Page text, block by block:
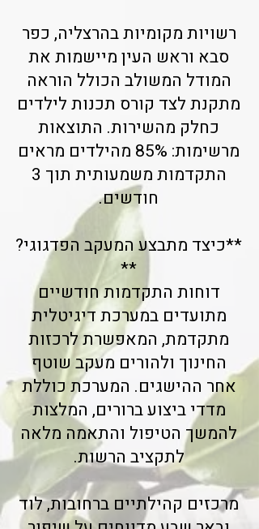
רשויות מקומיות בהרצליה, כפר
סבא וראש העין מיישמות את
המודל המשולב הכולל הוראה
מתקנת לצד קורס תכנות לילדים
כחלק מהשירות. התוצאות
מרשימות: 85% מהילדים מראים
התקדמות משמעותית תוך 3
חודשים.
**כיצד מתבצע המעקב הפדגוגי?
**
דוחות התקדמות חודשיים
מתועדים במערכת דיגיטלית
מתקדמת, המאפשרת לרכזות
החינוך ולהורים מעקב שוטף
אחר ההישגים. המערכת כוללת
מדדי ביצוע ברורים, המלצות
להמשך הטיפול והתאמה מלאה
לתקציב הרשות.
מרכזים קהילתיים ברחובות, לוד